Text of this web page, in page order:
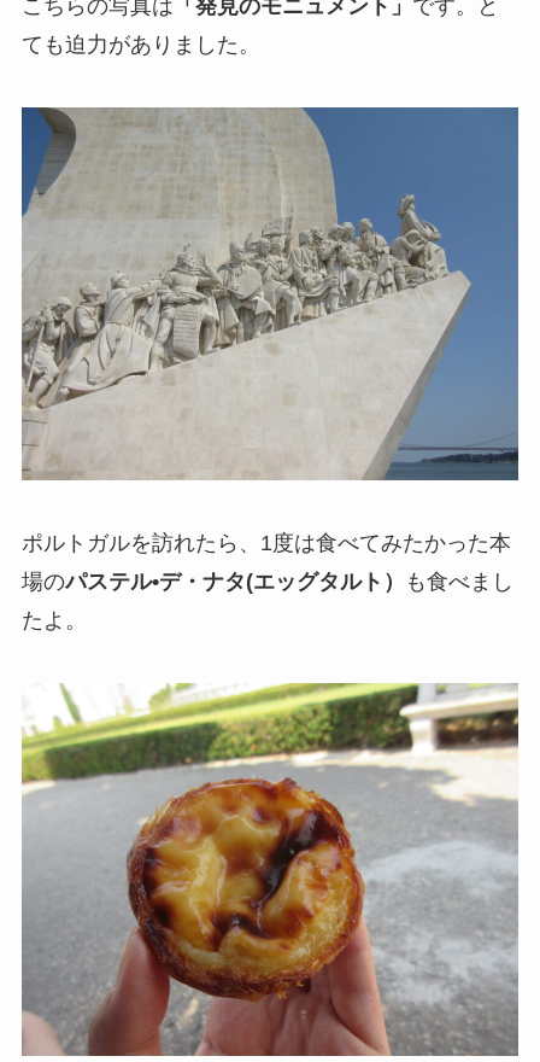
こちらの写真は 「発見のモニュメント」 です。と
ても迫力がありました。
ポルトガルを訪れたら、1度は食べてみたかった本
場のパステル•デ・ナタ(エッグタルト）
も食べまし
たよ。